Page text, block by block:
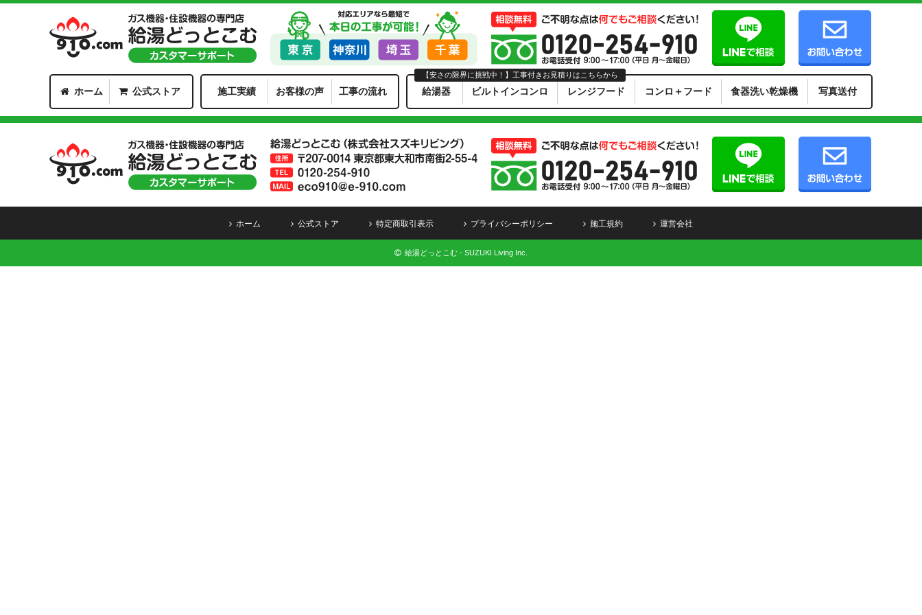
ホーム 公式ストア 施工実績 お客様の声 工事の流れ 給湯器 ビルトインコンロ レンジフード コンロ＋フード 食器洗い乾燥機 写真送付
【安さの限界に挑戦中！】工事付きお見積りはこちらから
ホーム 公式ストア 特定商取引表示 プライバシーポリシー 施工規約 運営会社
給湯どっとこむ - SUZUKI Living Inc.